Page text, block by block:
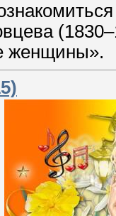
женщины».